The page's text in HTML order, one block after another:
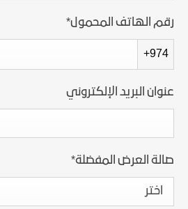
رقم الهاتف المحمول*
+974
عنوان البريد الإلكتروني
صالة العرض المفضلة*
اختر